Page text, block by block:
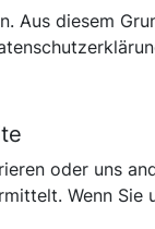
Aus diesem
oder uns
Wenn